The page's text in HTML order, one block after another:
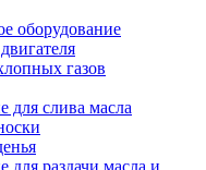
оборудование
газов
для слива масла
для раздачи масла и